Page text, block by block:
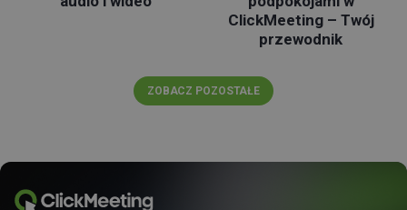
ClickMeeting – Twój
przewodnik
ZOBACZ POZOSTAŁE